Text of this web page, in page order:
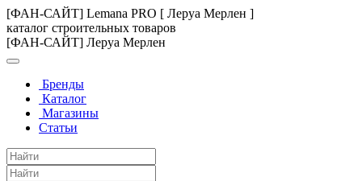
[ФАН-САЙТ] Lemana PRO [ Леруа Мерлен ]
каталог строительных товаров
[ФАН-САЙТ] Леруа Мерлен
Бренды
Каталог
Магазины
Статьи